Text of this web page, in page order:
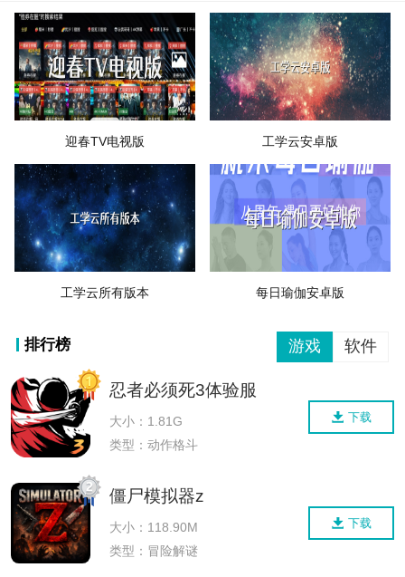
迎春TV电视版 工学云安卓版
工学云所有版本 每日瑜伽安卓版
排行榜 游戏 软件
忍者必须死3体验服
大小：1.81G
类型：动作格斗
下载
僵尸模拟器z
大小：118.90M
类型：冒险解谜
下载